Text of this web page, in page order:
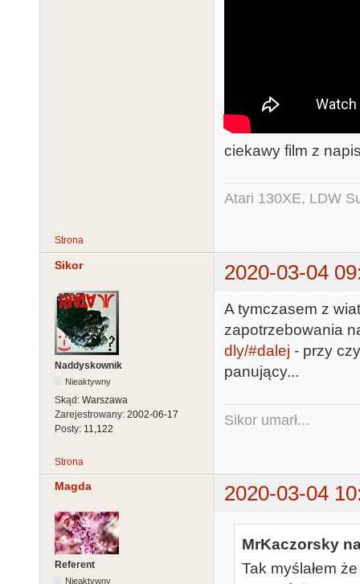
ciekawy film z
Atari 130XE, LDW
Strona
Sikor 2020-03-04
Naddyskownik
Nieaktywny
Skąd: Warszawa
Zarejestrowany: 2002-06-17
Posty: 11,122
A tymczasem z
zapotrzebowania
dly/#dalej - przy
panujący...
Sikor umarł...
Strona
Magda 2020-03-04
Referent
Nieaktywny
MrKaczorsky
Tak myślałem